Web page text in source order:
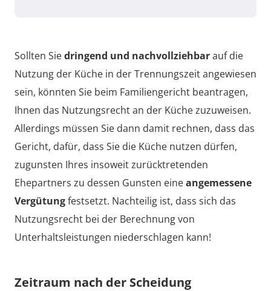
Sollten Siedringend und nachvollziehbarauf die
Nutzung der Küche in der Trennungszeit angewiesen
sein, könnten Sie beim Familiengericht beantragen,
Ihnen das Nutzungsrecht an der Küche zuzuweisen.
Allerdings müssen Sie dann damit rechnen, dass das
Gericht, dafür, dass Sie die Küche nutzen dürfen,
zugunsten Ihres insoweit zurücktretenden
Ehepartners zu dessen Gunsten eineangemessene
Vergütungfestsetzt. Nachteilig ist, dass sich das
Nutzungsrecht bei der Berechnung von
Unterhaltsleistungen niederschlagen kann!
Zeitraum nach der Scheidung